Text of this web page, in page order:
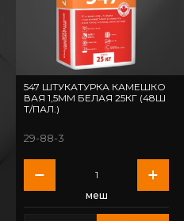
547 ШТУКАТУРКА КАМЕШКО
ВАЯ 1,5ММ БЕЛАЯ 25КГ (48Ш
Т/ПАЛ.)
29-88-3
меш